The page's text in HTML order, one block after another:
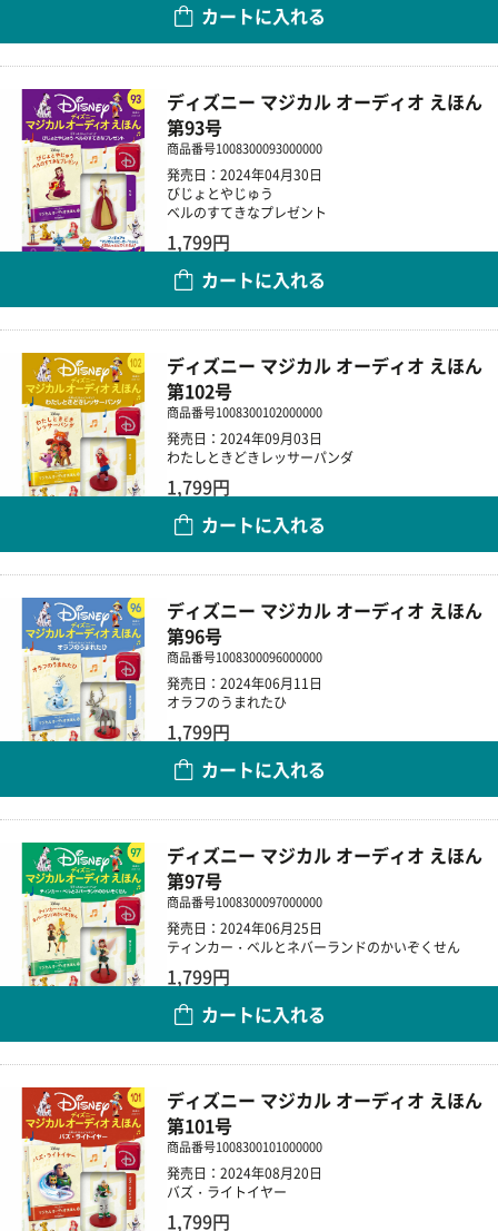
カートに入れる
ディズニー マジカル オーディオ えほん
第93号
商品番号1008300093000000
発売日：2024年04月30日
びじょとやじゅう
ベルのすてきなプレゼント
1,799円
カートに入れる
ディズニー マジカル オーディオ えほん
第102号
商品番号1008300102000000
発売日：2024年09月03日
わたしときどきレッサーパンダ
1,799円
カートに入れる
ディズニー マジカル オーディオ えほん
第96号
商品番号1008300096000000
発売日：2024年06月11日
オラフのうまれたひ
1,799円
カートに入れる
ディズニー マジカル オーディオ えほん
第97号
商品番号1008300097000000
発売日：2024年06月25日
ティンカー・ベルとネバーランドのかいぞくせん
1,799円
カートに入れる
ディズニー マジカル オーディオ えほん
第101号
商品番号1008300101000000
発売日：2024年08月20日
バズ・ライトイヤー
1,799円